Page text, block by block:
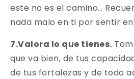
este no es el camino…
nada malo en ti por sentir
7.Valora lo que tienes.
que va bien, de tus
de tus fortalezas y de todo